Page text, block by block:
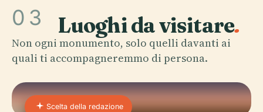
03 Luoghi da visitare.
Non ogni monumento, solo quelli davanti ai
quali ti accompagneremmo di persona.
Scelta della redazione